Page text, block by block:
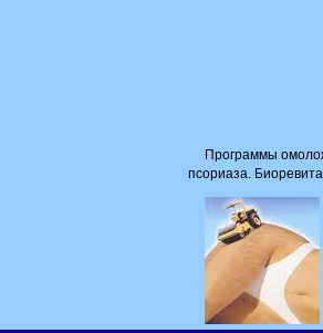
Программы
псориаза.